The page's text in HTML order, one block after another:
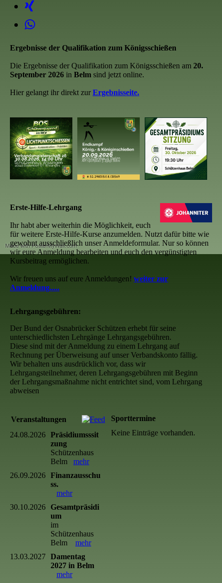
Ergebnisse der Qualifikation zum Königsschießen
Die Ergebnisse der Qualifikation zum Königsschießen am 20.
September 2026 in Belm sind jetzt online.
Hier gelangt ihr direkt zurErgebnisseite.
Erste-Hilfe-Lehrgang
Ihr habt aber weiterhin die Möglichkeit, euch
für weitere Erste-Hilfe-Kurse anzumelden. Nutzt dafür bitte wie
gewohnt ausschließlich unser Anmeldeformular. Nur so können
wir eure Anmeldung bearbeiten und euch den vergünstigten
Kursbeitrag ermöglichen.
Wir freuen uns auf eure Anmeldungen! weiter zur
Anmeldung.....
Lehrgangsgebühren:
Der Bund der Osnabrücker Schützen erhebt für seine
unterschiedlichsten Lehrgänge Lehrgangsgebühren.
Diese sind mit der Anmeldung zu einem Lehrgang auf
Rechnung per Überweisung auf unser Verbandskonto fällig.
Wir behalten uns ausdrücklich vor, dass wir
Lehrgangsteilnehmer, deren Lehrgangsgebühren mit Beginn
der Lehrgangsmaßnahme nicht entrichtet sind, vom Lehrgang
abweisen
Veranstaltungen
24.08.2026 Präsidiumsssit
zung
Schützenhaus
Belm mehr
26.09.2026 Finanzausschu
ss.
mehr
30.10.2026
Gesamtpräsidi
um
im
Schützenhaus
Belm mehr
13.03.2027 Damentag
2027 in Belm
mehr
Sporttermine
Keine Einträge vorhanden.